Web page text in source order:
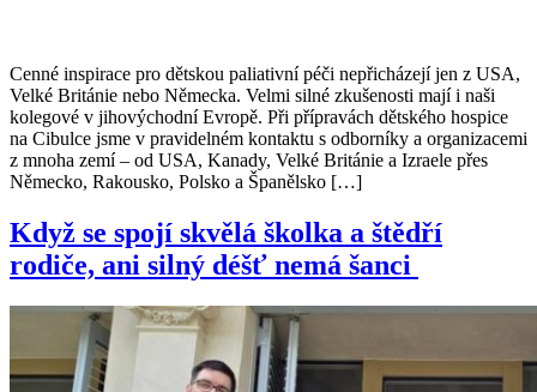
Cenné inspirace pro dětskou paliativní péči nepřicházejí jen z USA,
Velké Británie nebo Německa. Velmi silné zkušenosti mají i naši
kolegové v jihovýchodní Evropě. Při přípravách dětského hospice
na Cibulce jsme v pravidelném kontaktu s odborníky a organizacemi
z mnoha zemí – od USA, Kanady, Velké Británie a Izraele přes
Německo, Rakousko, Polsko a Španělsko […]
Když se spojí skvělá školka a štědří
rodiče, ani silný déšť nemá šanci